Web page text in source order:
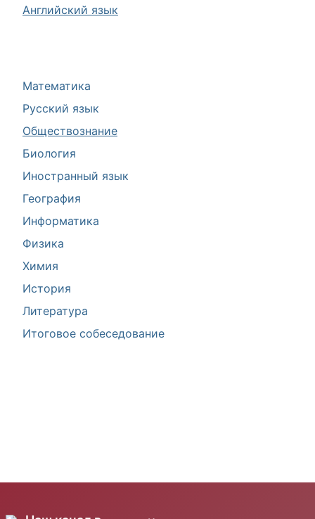
Математика
Русский язык
Обществознание
Биология
Иностранный язык
География
Информатика
Физика
Химия
История
Литература
Итоговое собеседование
Английский язык